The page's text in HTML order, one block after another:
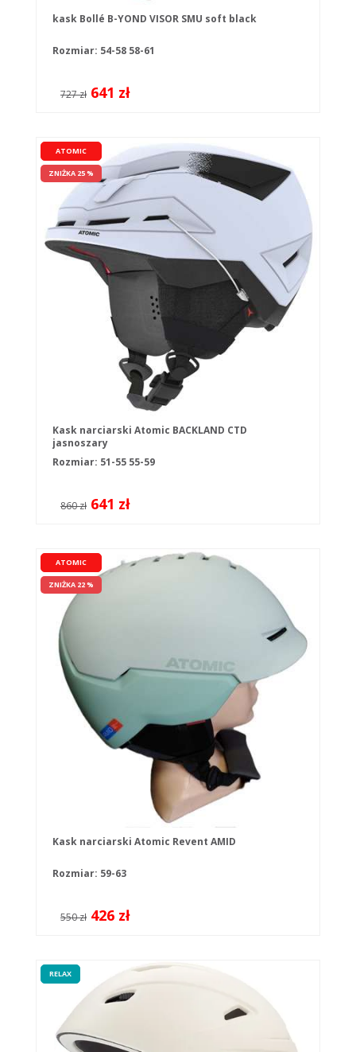
kask Bollé B-YOND VISOR SMU soft black
Rozmiar: 54-58 58-61
727 zł 641 zł
ATOMIC
ZNIŻKA 25 %
Kask narciarski Atomic BACKLAND CTD
jasnoszary
Rozmiar: 51-55 55-59
860 zł 641 zł
ATOMIC
ZNIŻKA 22 %
Kask narciarski Atomic Revent AMID
Rozmiar: 59-63
550 zł 426 zł
RELAX